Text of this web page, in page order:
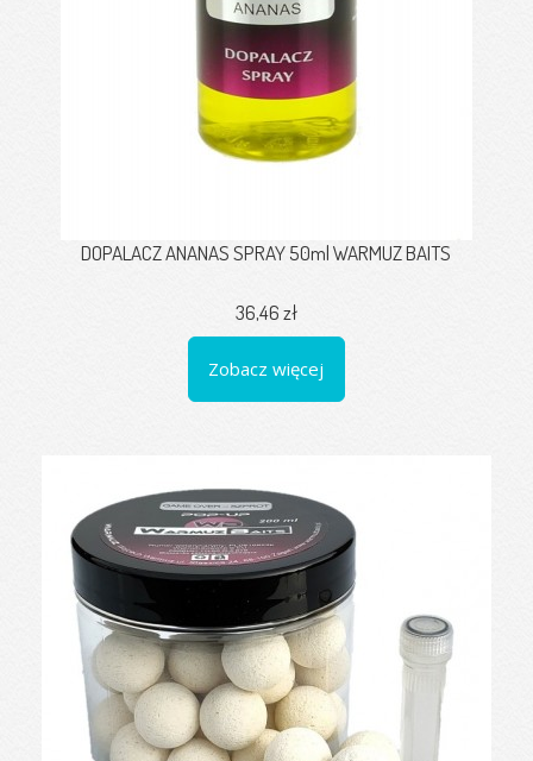
DOPALACZ ANANAS SPRAY 50ml WARMUZ BAITS
36,46 zł
Zobacz więcej